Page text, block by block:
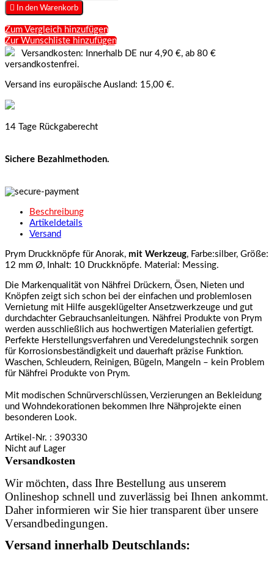
 In den Warenkorb
Zum Vergleich hinzufügen
Zur Wunschliste hinzufügen
Versandkosten: Innerhalb DE nur 4,90 €, ab 80 €
versandkostenfrei.
Versand ins europäische Ausland: 15,00 €.
14 Tage Rückgaberecht
Sichere Bezahlmethoden.
Beschreibung
Artikeldetails
Versand
Prym Druckknöpfe für Anorak, mit Werkzeug, Farbe:silber, Größe:
12 mm Ø, Inhalt: 10 Druckknöpfe. Material: Messing.
Die Markenqualität von Nähfrei Drückern, Ösen, Nieten und
Knöpfen zeigt sich schon bei der einfachen und problemlosen
Vernietung mit Hilfe ausgeklügelter Ansetzwerkzeuge und gut
durchdachter Gebrauchsanleitungen. Nähfrei Produkte von Prym
werden ausschließlich aus hochwertigen Materialien gefertigt.
Perfekte Herstellungsverfahren und Veredelungstechnik sorgen
für Korrosionsbeständigkeit und dauerhaft präzise Funktion.
Waschen, Schleudern, Reinigen, Bügeln, Mangeln – kein Problem
für Nähfrei Produkte von Prym.
Mit modischen Schnürverschlüssen, Verzierungen an Bekleidung
und Wohndekorationen bekommen Ihre Nähprojekte einen
besonderen Look.
Artikel-Nr. : 390330
Nicht auf Lager
Versandkosten
Wir möchten, dass Ihre Bestellung aus unserem
Onlineshop schnell und zuverlässig bei Ihnen ankommt.
Daher informieren wir Sie hier transparent über unsere
Versandbedingungen.
Versand innerhalb Deutschlands: